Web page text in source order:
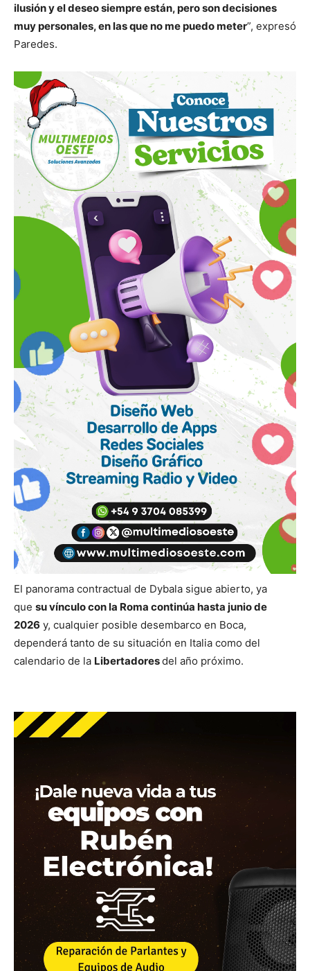
ilusión y el deseo siempre están, pero son decisiones
muy personales, en las que no me puedo meter”, expresó
Paredes.
El panorama contractual de Dybala sigue abierto, ya
que su vínculo con la Roma continúa hasta junio de
2026 y, cualquier posible desembarco en Boca,
dependerá tanto de su situación en Italia como del
calendario de la Libertadoresdel año próximo.